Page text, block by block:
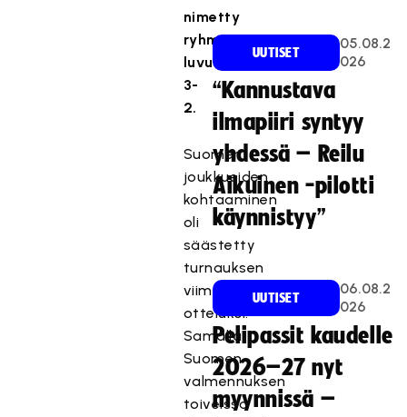
nimetty
ryhmä
luvuin
3-
2.
Suomen
joukkueiden
kohtaaminen
oli
säästetty
turnauksen
viimeiseksi
otteluksi.
Samalla
Suomen
valmennuksen
toiveissa
UUTISET
05.08.2
026
“Kannustava
ilmapiiri syntyy
yhdessä – Reilu
Aikuinen -pilotti
käynnistyy”
UUTISET
06.08.2
026
Pelipassit kaudelle
2026–27 nyt
myynnissä –